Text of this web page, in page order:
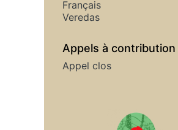
Français
Veredas
Appels à contribution
Appel clos
Affiliations/partenaires